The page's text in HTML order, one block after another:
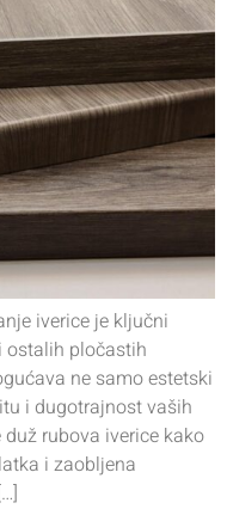
iverice je ključni
ostalih pločastih
ne samo estetski
i dugotrajnost vaših
rubova iverice kako
i zaobljena